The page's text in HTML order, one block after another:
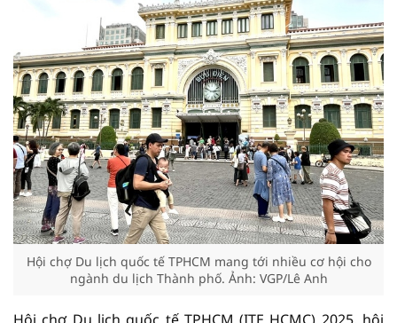
Hội chợ Du lịch quốc tế TPHCM mang tới nhiều cơ hội cho
ngành du lịch Thành phố. Ảnh: VGP/Lê Anh